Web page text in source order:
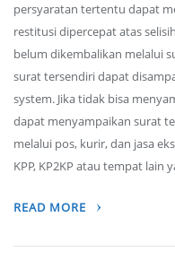
persyaratan tertentu dapat
restitusi dipercepat atas
belum dikembalikan melalui
surat tersendiri dapat
system. Jika tidak bisa
dapat menyampaikan surat
melalui pos, kurir, dan jasa
KPP, KP2KP atau tempat lain
READ MORE